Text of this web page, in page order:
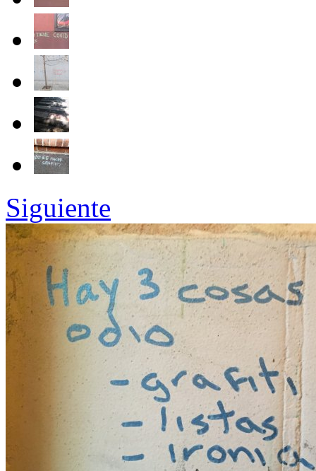
Siguiente